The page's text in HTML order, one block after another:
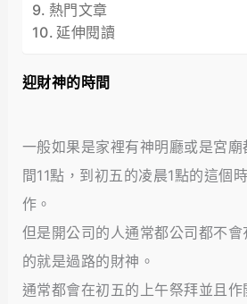
熱門文章
延伸閱讀
迎財神的時間
一般如果是家裡有神明廳或是宮
間11點，到初五的凌晨1點的這個
作。
但是開公司的人通常都公司都不
的就是過路的財神。
通常都會在初五的上午祭拜並且